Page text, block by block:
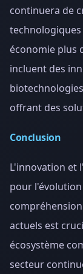
continuera de
économie plus
incluent des
offrant des
Conclusion
L'innovation et
pour
actuels est
écosystème
secteur